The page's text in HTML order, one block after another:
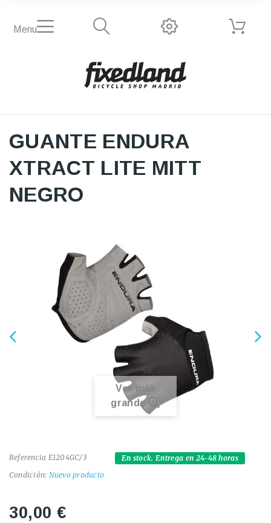
Menu
GUANTE ENDURA
XTRACT LITE MITT
NEGRO
Ver más
grande
Referencia E1204GC/3
Condición: Nuevo producto
En stock. Entrega en 24-48 horas
30,00 €